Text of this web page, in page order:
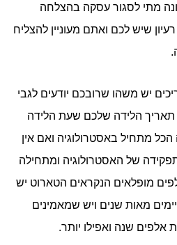
מתי לסגור עסקה בהצלחה
שיש לכם ואתם מעוניין להצליח
יש משהו שרובכם יודעים לגבי
תאריך הלידה שלכם שעת הלידה
מתחיל באסטרולוגיה ואם אין
של האסטרולוגיה ומתחילה
מופלאים הנקראים הטארוט יש
מאות שנים ויש שמאמינים
שנה ואפילו יותר.